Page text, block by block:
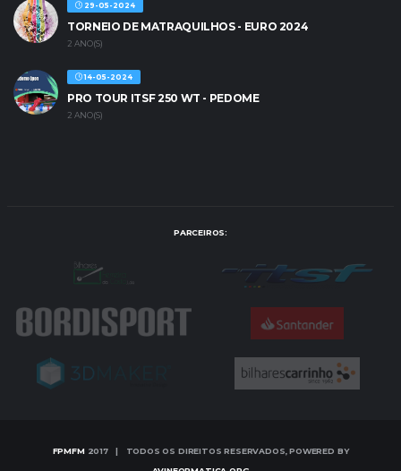
29-05-2024
TORNEIO DE MATRAQUILHOS - EURO 2024
2 ANO(S)
14-05-2024
PRO TOUR ITSF 250 WT - PEDOME
2 ANO(S)
PARCEIROS:
FPMFM2017 | TODOS OS DIREITOS RESERVADOS, POWERED BY